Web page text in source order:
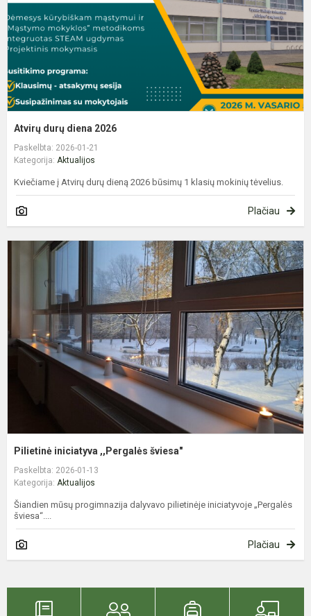
Atvirų durų diena 2026
Paskelbta: 2026-01-21
Kategorija: Aktualijos
Kviečiame į Atvirų durų dieną 2026 būsimų 1 klasių mokinių tėvelius.
Plačiau
Pilietinė iniciatyva ,,Pergalės šviesa"
Paskelbta: 2026-01-13
Kategorija: Aktualijos
Šiandien mūsų progimnazija dalyvavo pilietinėje iniciatyvoje „Pergalės
šviesa“....
Plačiau